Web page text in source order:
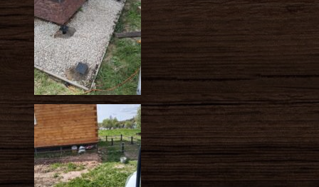
ХочуCallMagnetна свой сайт